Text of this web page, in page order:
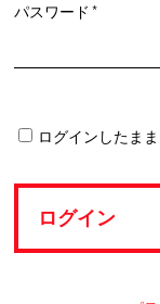
パスワード*必
ログインしたま
ログイン